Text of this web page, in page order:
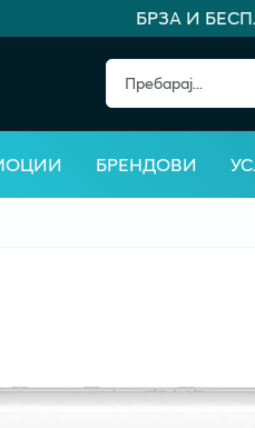
БРЗА И
БРЕНДОВИ